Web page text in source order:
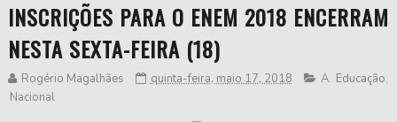
INSCRIÇÕES PARA O ENEM 2018 ENCERRAM
NESTA SEXTA-FEIRA (18)
Rogério Magalhães quinta-feira, maio 17, 2018 A, Educação,
Nacional